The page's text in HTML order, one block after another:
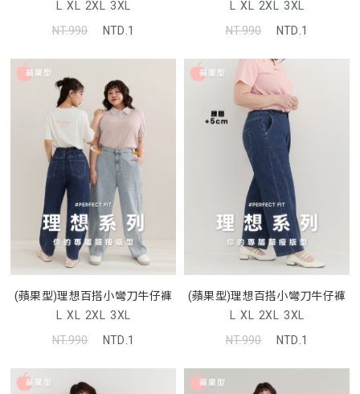
L XL 2XL 3XL
NT.990
NTD.1
L XL 2XL 3XL
NT.990
NTD.1
(蘋果型)理想百搭小彎刀牛仔褲
L XL 2XL 3XL
NT.990
NTD.1
(蘋果型)理想百搭小彎刀牛仔褲
L XL 2XL 3XL
NT.990
NTD.1